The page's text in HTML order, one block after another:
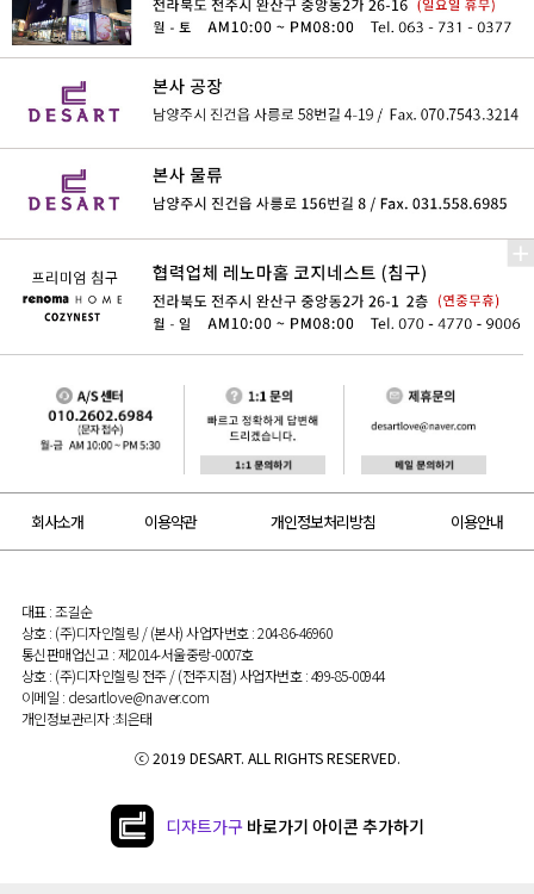
회사소개 이용약관 개인정보처리방침 이용안내
대표 : 조길순
상호 : (주)디자인힐링 / (본사) 사업자번호 : 204-86-46960
통신판매업신고 : 제2014-서울중랑-0007호
상호 : (주)디자인힐링 전주 / (전주지점) 사업자번호 : 499-85-00944
이메일 : desartlove@naver.com
개인정보관리자 :최은태
ⓒ 2019 DESART. ALL RIGHTS RESERVED.
디쟈트가구바로가기 아이콘 추가하기